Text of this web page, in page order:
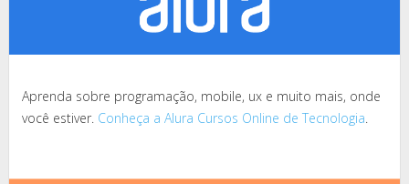
Aprenda sobre programação, mobile, ux e muito mais, onde
você estiver. Conheça a Alura Cursos Online de Tecnologia.